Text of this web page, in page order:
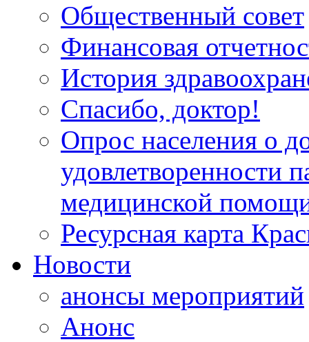
Общественный совет
Финансовая
История
Спасибо, доктор!
Опрос населения о
удовлетворенности
медицинской
Ресурсная карта
Новости
анонсы мероприятий
Анонс